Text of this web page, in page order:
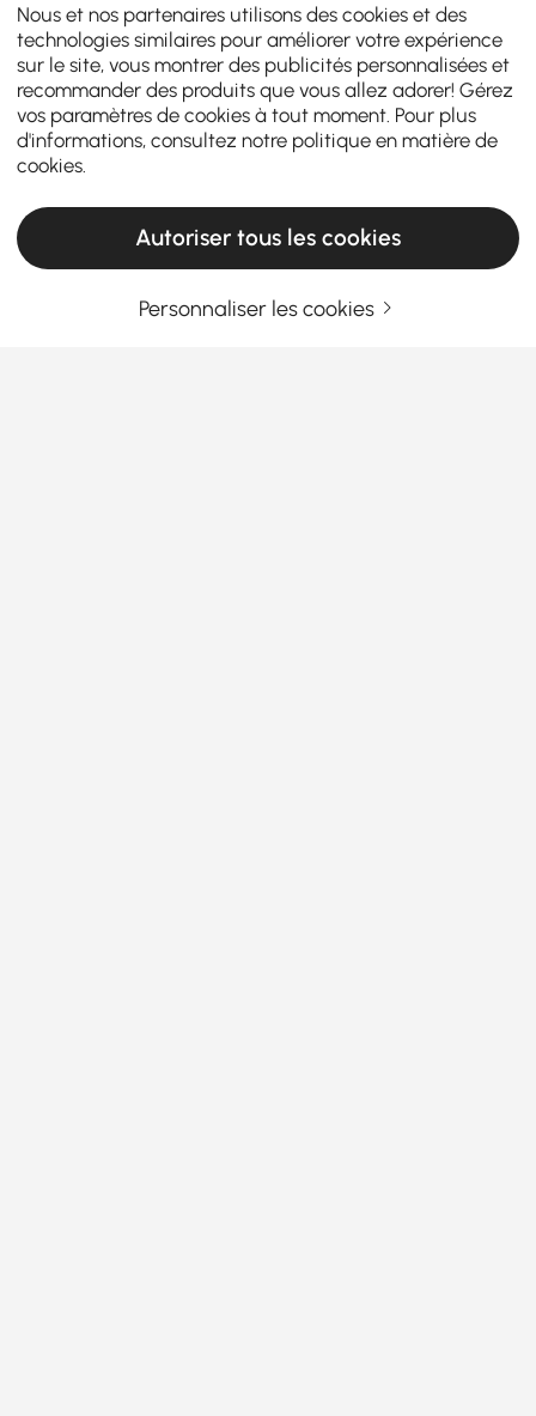
Nous et nos partenaires utilisons des cookies et des
technologies similaires pour améliorer votre expérience
sur le site, vous montrer des publicités personnalisées et
recommander des produits que vous allez adorer! Gérez
vos paramètres de cookies à tout moment. Pour plus
d'informations, consultez notre politique en matière de
cookies
Autoriser tous les cookies
Personnaliser les cookies